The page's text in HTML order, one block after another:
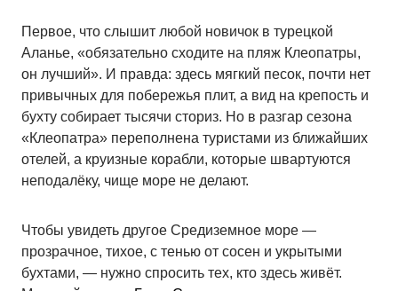
Первое, что слышит любой новичок в турецкой
Аланье, «обязательно сходите на пляж Клеопатры,
он лучший». И правда: здесь мягкий песок, почти нет
привычных для побережья плит, а вид на крепость и
бухту собирает тысячи сториз. Но в разгар сезона
«Клеопатра» переполнена туристами из ближайших
отелей, а круизные корабли, которые швартуются
неподалёку, чище море не делают.
Чтобы увидеть другое Средиземное море —
прозрачное, тихое, с тенью от сосен и укрытыми
бухтами, — нужно спросить тех, кто здесь живёт.